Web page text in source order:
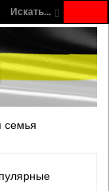
Искать...
семья